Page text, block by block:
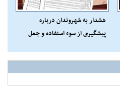
هشدار به شهروندان درباره
پیشگیری از سوء استفاده و جعل